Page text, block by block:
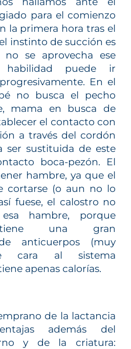
para el comienzo
la primera hora tras el
instinto de succión es
se aprovecha ese
habilidad puede ir
En el
no busca el pecho
mama en busca de
el contacto con
a través del cordón
ser sustituida de este
boca-pezón. El
hambre, ya que el
cortarse (o aun no lo
fuese, el calostro no
hambre, porque
una gran
anticuerpos (muy
cara al sistema
apenas calorías.
de la lactancia
además del
y de la criatura: